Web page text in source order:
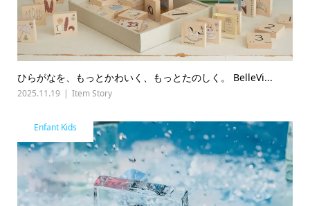
ひらがなを、もっとかわいく、もっとたのしく。 BelleVi...
2025.11.19 Item Story
Enfant Kids